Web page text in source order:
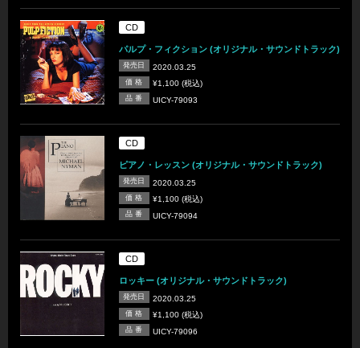
CD
パルプ・フィクション (オリジナル・サウンドトラック)
発売日 2020.03.25
価 格 ¥1,100 (税込)
品 番 UICY-79093
CD
ピアノ・レッスン (オリジナル・サウンドトラック)
発売日 2020.03.25
価 格 ¥1,100 (税込)
品 番 UICY-79094
CD
ロッキー (オリジナル・サウンドトラック)
発売日 2020.03.25
価 格 ¥1,100 (税込)
品 番 UICY-79096